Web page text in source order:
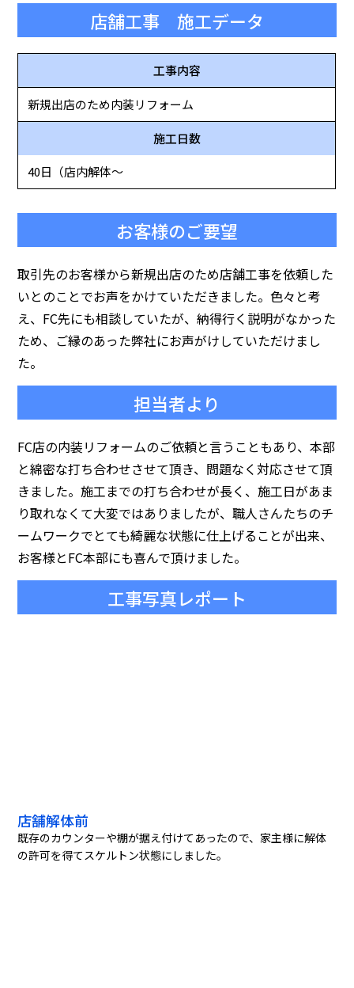
店舗工事 施工データ
工事内容
新規出店のため内装リフォーム
施工日数
40日（店内解体～
お客様のご要望
取引先のお客様から新規出店のため店舗工事を依頼した
いとのことでお声をかけていただきました。色々と考
え、FC先にも相談していたが、納得行く説明がなかった
ため、ご縁のあった弊社にお声がけしていただけまし
た。
担当者より
FC店の内装リフォームのご依頼と言うこともあり、本部
と綿密な打ち合わせさせて頂き、問題なく対応させて頂
きました。施工までの打ち合わせが長く、施工日があま
り取れなくて大変ではありましたが、職人さんたちのチ
ームワークでとても綺麗な状態に仕上げることが出来、
お客様とFC本部にも喜んで頂けました。
工事写真レポート
店舗解体前
既存のカウンターや棚が据え付けてあったので、家主様に解体
の許可を得てスケルトン状態にしました。